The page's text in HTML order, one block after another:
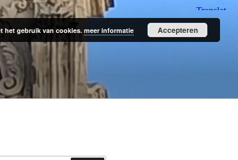
het gebruik van cookies. meer informatie Accepteren